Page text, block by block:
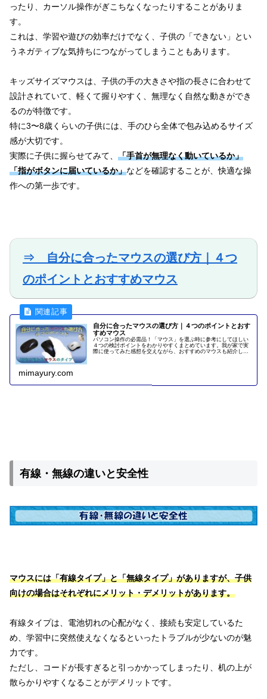
ったり、カーソル操作がぎこちなくなったりすることがありま
す。
これは、学習や遊びの効率だけでなく、子供の「できない」とい
うネガティブな気持ちにつながってしまうこともあります。
キッズサイズマウスは、子供の手の大きさや指の長さに合わせて
設計されていて、軽くて握りやすく、無理なく自然な動きができ
るのが特徴です。
特に3〜8歳くらいの子供には、手のひら全体で包み込めるサイズ
感が大切です。
実際に子供に握らせてみて、 「手首が無理なく動いているか」
「指がボタンに届いているか」などを確認することが、快適な操
作への第一歩です。
⇒ 自分に合ったマウスの選び方｜４つ
のポイントとおすすめマウス
自分に合ったマウスの選び方｜４つのポイントとおす
すめマウス
パソコン操作の必需品！「マウス」を選ぶ時に参考にしてほしい
４つの検討ポイントをわかりやすくまとめています。我が家で実
際に使ってみた感想を交えながら、おすすめのマウスも紹介して
mimayury.com
有線・無線の違いと安全性
マウスには「有線タイプ」と「無線タイプ」がありますが、子供
向けの場合はそれぞれにメリット・デメリットがあります。
有線タイプは、電池切れの心配がなく、接続も安定しているた
め、学習中に突然使えなくなるといったトラブルが少ないのが魅
力です。
ただし、コードが長すぎると引っかかってしまったり、机の上が
散らかりやすくなることがデメリットです。